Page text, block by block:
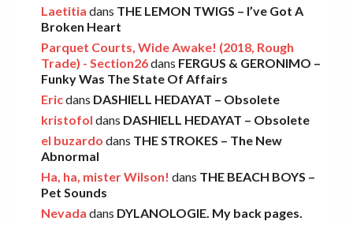
AMELIA COBURN – Between The Moon
Léo · 9 décembre 2025
THE LEMON TWIGS – Go To School
Léo· 5 novembre 2025
Eric·2 novembre 2025
Laetitia dans THE LEMON TWIGS – I’ve Got A
Broken Heart
Parquet Courts, Wide Awake! (2018, Rough
Trade) - Section26dans FERGUS & GERONIMO –
Funky Was The State Of Affairs
Ericdans DASHIELL HEDAYAT – Obsolete
kristofol dans DASHIELL HEDAYAT – Obsolete
el buzardo dans THE STROKES – The New
Abnormal
Ha, ha, mister Wilson! dans THE BEACH BOYS –
Pet Sounds
Nevada dans DYLANOLOGIE. My back pages.